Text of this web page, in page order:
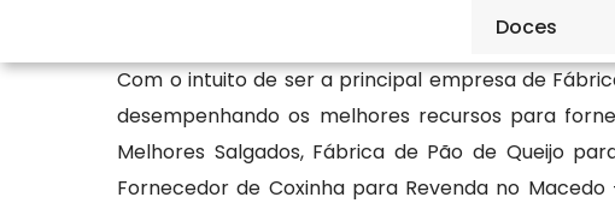
Doces
Com o intuito de ser a principal empresa de
desempenhando os melhores recursos para
Melhores Salgados, Fábrica de Pão de Queijo
Fornecedor de Coxinha para Revenda no